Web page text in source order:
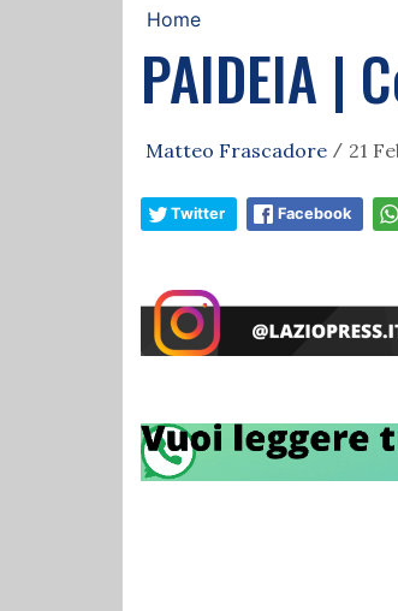
Home
PAIDEIA |
Matteo Frascadore / 21
Twitter Facebook